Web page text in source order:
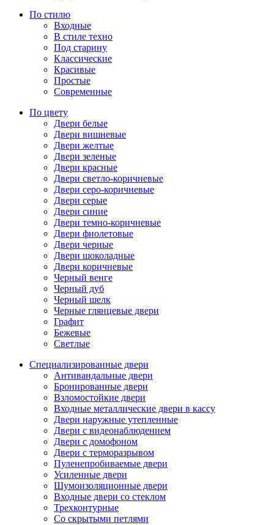
По стилю
Входные
В стиле техно
Под старину
Классические
Красивые
Простые
Современные
По цвету
Двери белые
Двери вишневые
Двери желтые
Двери зеленые
Двери красные
Двери светло-коричневые
Двери серо-коричневые
Двери серые
Двери синие
Двери темно-коричневые
Двери фиолетовые
Двери черные
Двери шоколадные
Двери коричневые
Черный венге
Черный дуб
Черный шелк
Черные глянцевые двери
Графит
Бежевые
Светлые
Специализированные двери
Антивандальные двери
Бронированные двери
Взломостойкие двери
Входные металлические двери в кассу
Двери наружные утепленные
Двери с видеонаблюдением
Двери с домофоном
Двери с терморазрывом
Пуленепробиваемые двери
Усиленные двери
Шумоизоляционные двери
Входные двери со стеклом
Трехконтурные
Со скрытыми петлями